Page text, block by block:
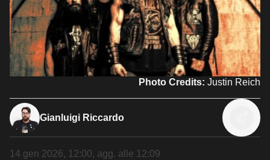
Photo Credits: Justin Reich
Gianluigi Riccardo
14 gen 2026, 12:00, agg. alle 12:09